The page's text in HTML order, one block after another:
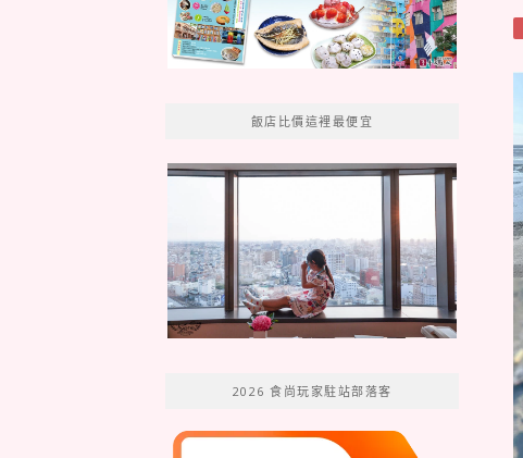
飯店比價這裡最便宜
2026 食尚玩家駐站部落客